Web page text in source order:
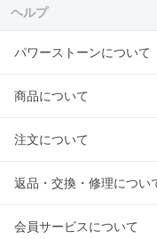
ヘルプ
パワーストーンについて
商品について
注文について
返品・交換・修理につい
会員サービスについて